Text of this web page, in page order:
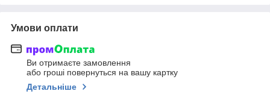
Умови оплати
Ви отримаєте замовлення
або гроші повернуться на вашу картку
Детальніше